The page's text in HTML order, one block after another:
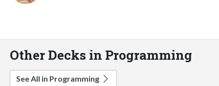
Other Decks in Programming
See All in Programming